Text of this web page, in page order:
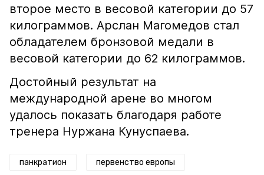
второе место в весовой категории до 57
килограммов. Арслан Магомедов стал
обладателем бронзовой медали в
весовой категории до 62 килограммов.
Достойный результат на
международной арене во многом
удалось показать благодаря работе
тренера Нуржана Кунуспаева.
панкратион первенство европы